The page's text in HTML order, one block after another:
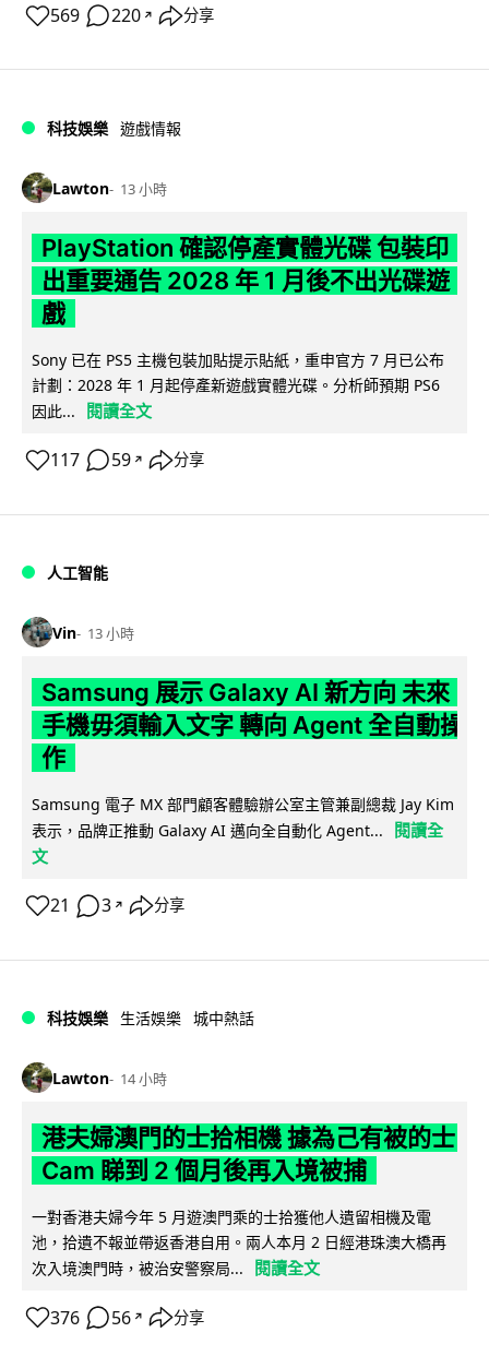
569 220 ↗ 分享
科技娛樂 遊戲情報
Lawton 13 小時
PlayStation 確認停產實體光碟 包裝印
出重要通告 2028 年 1 月後不出光碟遊
戲
Sony 已在 PS5 主機包裝加貼提示貼紙，重申官方 7 月已公布
計劃：2028 年 1 月起停產新遊戲實體光碟。分析師預期 PS6
因此...
閱讀全文
117 59 ↗ 分享
人工智能
Vin 13 小時
Samsung 展示 Galaxy AI 新方向 未來
手機毋須輸入文字 轉向 Agent 全自動操
作
Samsung 電子 MX 部門顧客體驗辦公室主管兼副總裁 Jay Kim
表示，品牌正推動 Galaxy AI 邁向全自動化 Agent...
閱讀全
文
21 3 ↗ 分享
科技娛樂 生活娛樂 城中熱話
Lawton 14 小時
港夫婦澳門的士拾相機 據為己有被的士
Cam 睇到 2 個月後再入境被捕
一對香港夫婦今年 5 月遊澳門乘的士拾獲他人遺留相機及電
池，拾遺不報並帶返香港自用。兩人本月 2 日經港珠澳大橋再
次入境澳門時，被治安警察局...
閱讀全文
376 56 ↗ 分享